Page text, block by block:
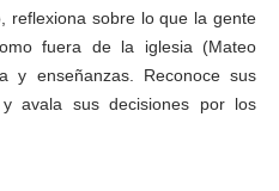
reflexiona sobre lo que la gente
fuera de la iglesia (Mateo
y enseñanzas. Reconoce sus
avala sus decisiones por los